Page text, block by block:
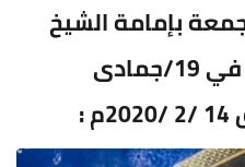
بإمامة الشيخ
عبد المهدي الكربلائي في 19/جمادى